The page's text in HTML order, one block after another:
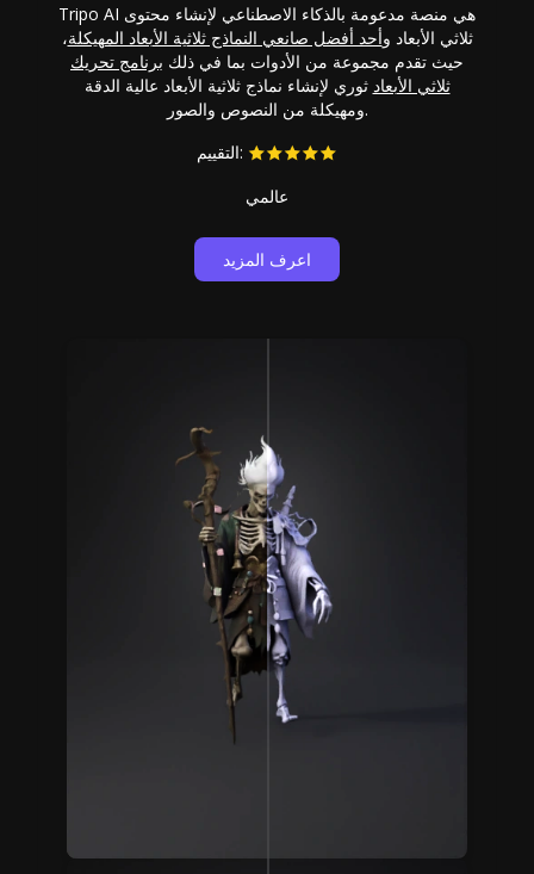
Tripo AI هي منصة مدعومة بالذكاء الاصطناعي لإنشاء محتوى
ثلاثي الأبعاد وأحد أفضل صانعي النماذج ثلاثية الأبعاد المهيكلة،
حيث تقدم مجموعة من الأدوات بما في ذلك برنامج تحريك
ثلاثي الأبعاد ثوري لإنشاء نماذج ثلاثية الأبعاد عالية الدقة
ومهيكلة من النصوص والصور.
التقييم:
عالمي
اعرف المزيد